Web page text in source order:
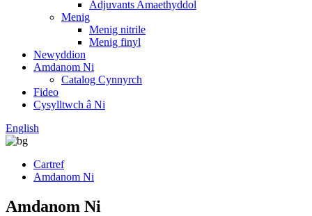
Adjuvants Amaethyddol
Menig
Menig nitrile
Menig finyl
Newyddion
Amdanom Ni
Catalog Cynnyrch
Fideo
Cysylltwch â Ni
English
Cartref
Amdanom Ni
Amdanom Ni